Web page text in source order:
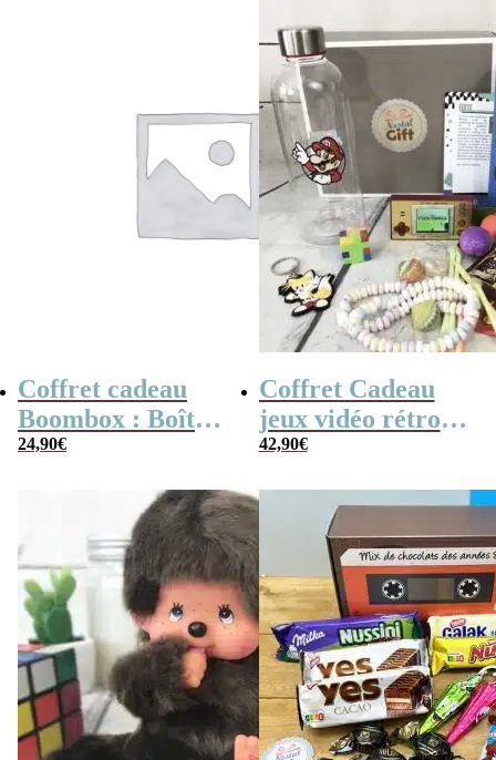
Coffret cadeau
Boombox : Boîte
bonbons des
Coffret bonbon
24,90€
Coffret Cadeau
jeux vidéo rétro
(avec sa console de
42,90€